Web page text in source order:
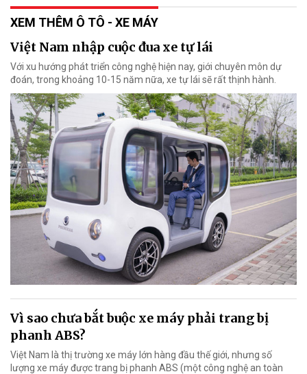
XEM THÊM Ô TÔ - XE MÁY
Việt Nam nhập cuộc đua xe tự lái
Với xu hướng phát triển công nghệ hiện nay, giới chuyên môn dự
đoán, trong khoảng 10-15 năm nữa, xe tự lái sẽ rất thịnh hành.
Vì sao chưa bắt buộc xe máy phải trang bị
phanh ABS?
Việt Nam là thị trường xe máy lớn hàng đầu thế giới, nhưng số
lượng xe máy được trang bị phanh ABS (một công nghệ an toàn